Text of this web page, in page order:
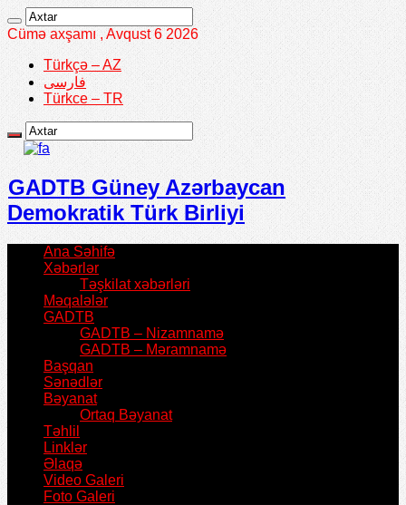
Cümə axşamı , Avqust 6 2026
Türkçə – AZ
فارسی
Türkce – TR
GADTB Güney Azərbaycan
Demokratik Türk Birliyi
Ana Səhifə
Xəbərlər
Təşkilat xəbərləri
Məqalələr
GADTB
GADTB – Nizamnamə
GADTB – Məramnamə
Başqan
Sənədlər
Bəyanat
Ortaq Bəyanat
Təhlil
Linklər
Əlaqə
Video Galeri
Foto Galeri